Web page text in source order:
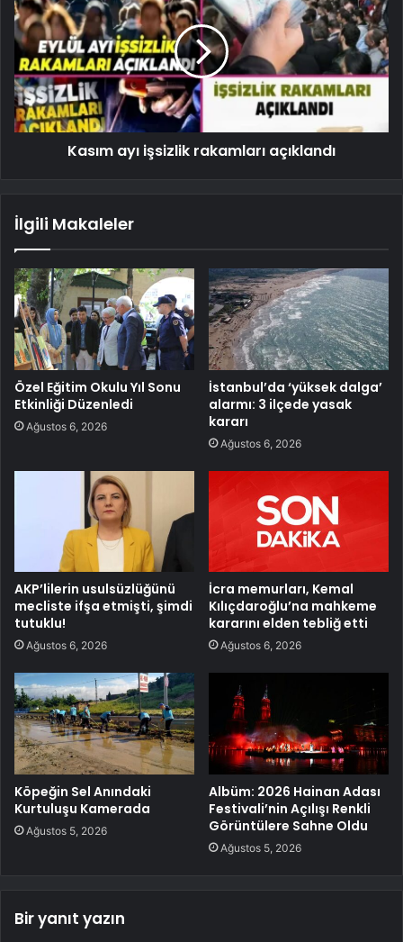
Kasım ayı işsizlik rakamları açıklandı
İlgili Makaleler
Özel Eğitim Okulu Yıl Sonu
Etkinliği Düzenledi
Ağustos 6, 2026
İstanbul’da ‘yüksek dalga’
alarmı: 3 ilçede yasak
kararı
Ağustos 6, 2026
AKP’lilerin usulsüzlüğünü
mecliste ifşa etmişti, şimdi
tutuklu!
Ağustos 6, 2026
İcra memurları, Kemal
Kılıçdaroğlu’na mahkeme
kararını elden tebliğ etti
Ağustos 6, 2026
Köpeğin Sel Anındaki
Kurtuluşu Kamerada
Ağustos 5, 2026
Albüm: 2026 Hainan Adası
Festivali’nin Açılışı Renkli
Görüntülere Sahne Oldu
Ağustos 5, 2026
Bir yanıt yazın